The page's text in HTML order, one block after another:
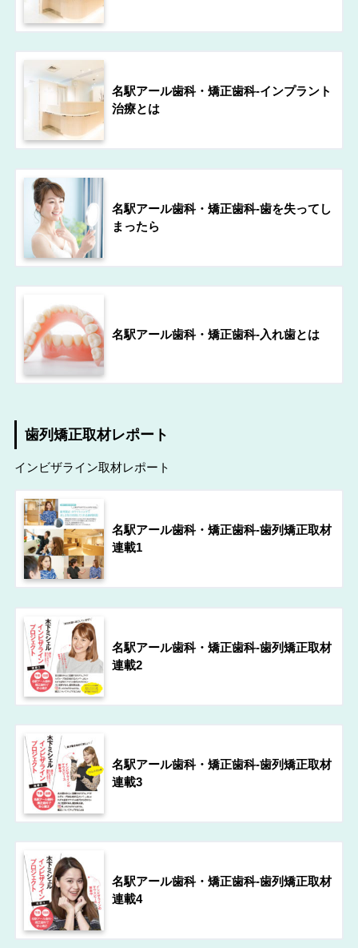
名駅アール歯科・矯正歯科-インプラント
治療とは
名駅アール歯科・矯正歯科-歯を失ってし
まったら
名駅アール歯科・矯正歯科-入れ歯とは
歯列矯正取材レポート
インビザライン取材レポート
名駅アール歯科・矯正歯科-歯列矯正取材
連載1
名駅アール歯科・矯正歯科-歯列矯正取材
連載2
名駅アール歯科・矯正歯科-歯列矯正取材
連載3
名駅アール歯科・矯正歯科-歯列矯正取材
連載4